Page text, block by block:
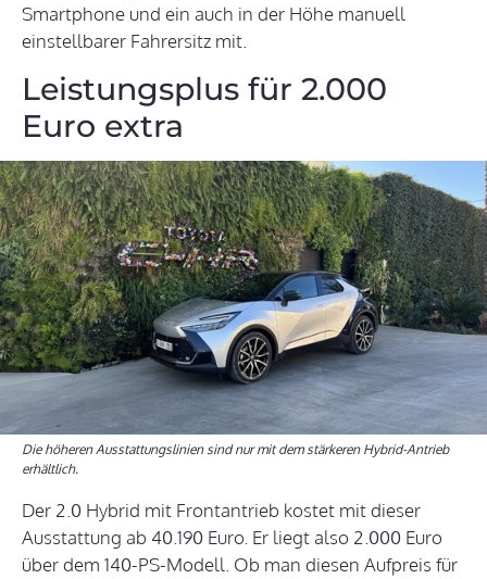
Smartphone und ein auch in der Höhe manuell
einstellbarer Fahrersitz mit.
Leistungsplus für 2.000
Euro extra
Die höheren Ausstattungslinien sind nur mit dem stärkeren Hybrid-Antrieb
erhältlich.
Der 2.0 Hybrid mit Frontantrieb kostet mit dieser
Ausstattung ab 40.190 Euro. Er liegt also 2.000 Euro
über dem 140-PS-Modell. Ob man diesen Aufpreis für